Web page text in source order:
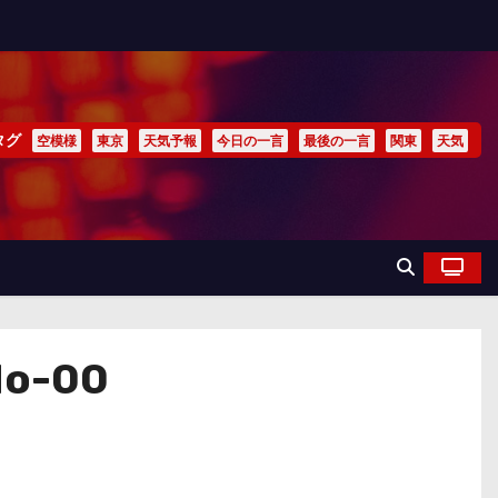
グ 空模様 東京 天気予報 今日の一言 最後の一言 関東 天気
00